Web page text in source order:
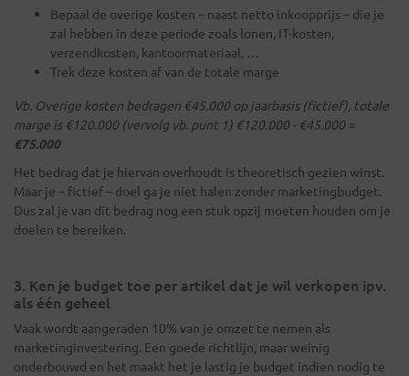
Bepaal de overige kosten – naast netto inkoopprijs – die je
zal hebben in deze periode zoals lonen, IT-kosten,
verzendkosten, kantoormateriaal, …
Trek deze kosten af van de totale marge
Vb. Overige kosten bedragen €45.000 op jaarbasis (fictief), totale
marge is €120.000 (vervolg vb. punt 1) €120.000 - €45.000 =
€75.000
Het bedrag dat je hiervan overhoudt is theoretisch gezien winst.
Maar je – fictief – doel ga je niet halen zonder marketingbudget.
Dus zal je van dit bedrag nog een stuk opzij moeten houden om je
doelen te bereiken.
3. Ken je budget toe per artikel dat je wil verkopen ipv.
als één geheel
Vaak wordt aangeraden 10% van je omzet te nemen als
marketinginvestering. Een goede richtlijn, maar weinig
onderbouwd en het maakt het je lastig je budget indien nodig te